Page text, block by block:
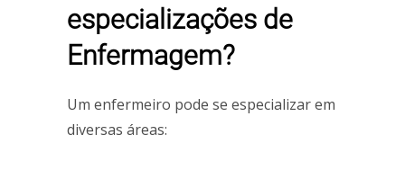
especializações de
Enfermagem?
Um enfermeiro pode se especializar em
diversas áreas: